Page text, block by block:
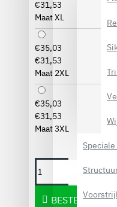
€31,53
Maat XL
€35,03
€31,53
Maat 2XL
€35,03
€31,53
Maat 3XL
BESTELLEN